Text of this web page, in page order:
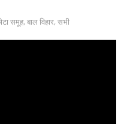
समूह, बाल विहार, सभी